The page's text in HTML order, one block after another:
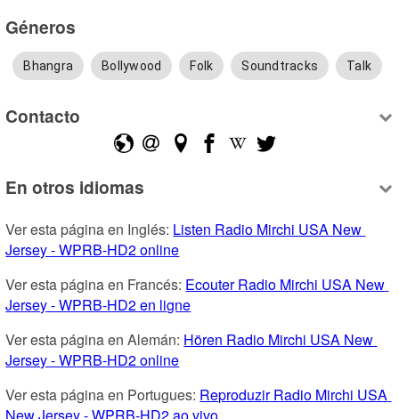
Géneros
Bhangra Bollywood Folk Soundtracks Talk
Contacto
En otros idiomas
Ver esta página en Inglés: Listen Radio Mirchi USA New
Jersey - WPRB-HD2 online
Ver esta página en Francés: Ecouter Radio Mirchi USA New
Jersey - WPRB-HD2 en ligne
Ver esta página en Alemán: Hören Radio Mirchi USA New
Jersey - WPRB-HD2 online
Ver esta página en Portugues: Reproduzir Radio Mirchi USA
New Jersey - WPRB-HD2 ao vivo